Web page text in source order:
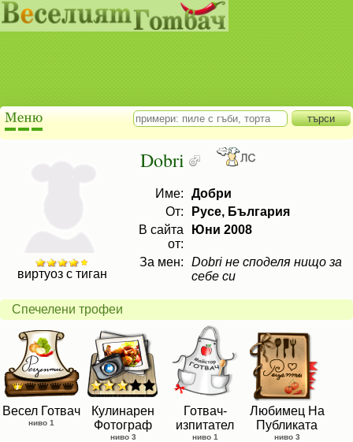
Dobri
Име:
Добри
От:
Русе, България
В сайта
от:
Юни 2008
За мен:
Dobri не споделя нищо за
себе си
виртуоз с тиган
Спечелени трофеи
Весел Готвач
ниво 1
Кулинарен
Фотограф
ниво 3
Готвач-
изпитател
ниво 1
Любимец На
Публиката
ниво 3